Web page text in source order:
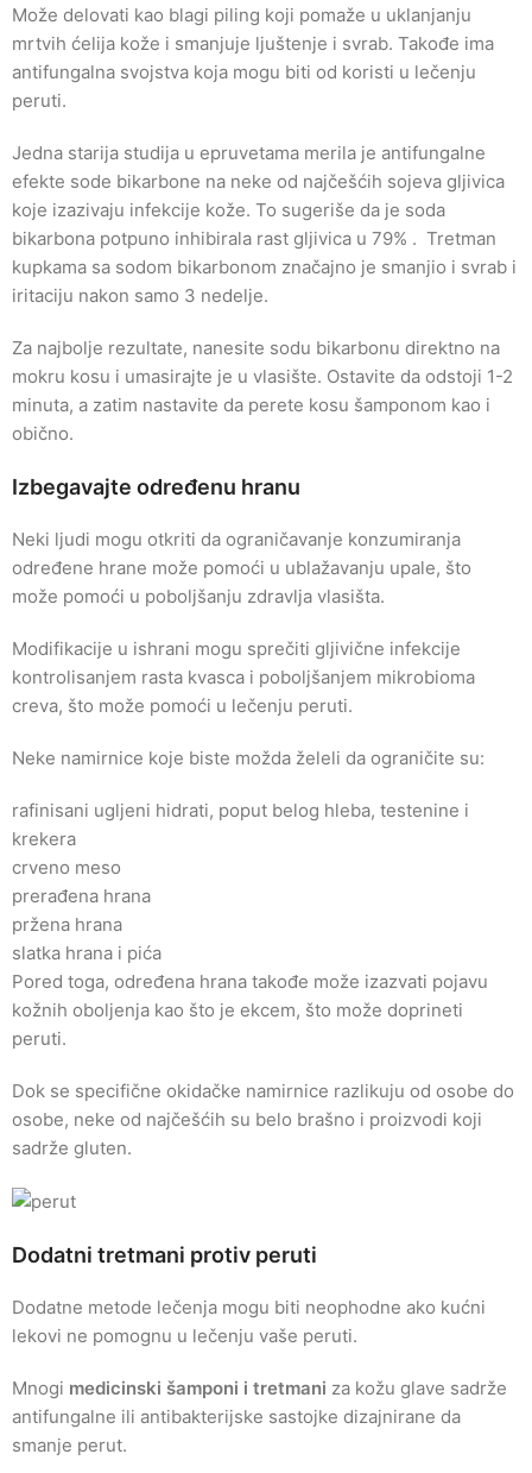
Može delovati kao blagi piling koji pomaže u uklanjanju
mrtvih ćelija kože i smanjuje ljuštenje i svrab. Takođe ima
antifungalna svojstva koja mogu biti od koristi u lečenju
peruti.
Jedna starija studija u epruvetama merila je antifungalne
efekte sode bikarbone na neke od najčešćih sojeva gljivica
koje izazivaju infekcije kože. To sugeriše da je soda
bikarbona potpuno inhibirala rast gljivica u 79% . Tretman
kupkama sa sodom bikarbonom značajno je smanjio i svrab i
iritaciju nakon samo 3 nedelje.
Za najbolje rezultate, nanesite sodu bikarbonu direktno na
mokru kosu i umasirajte je u vlasište. Ostavite da odstoji 1-2
minuta, a zatim nastavite da perete kosu šamponom kao i
obično.
Izbegavajte određenu hranu
Neki ljudi mogu otkriti da ograničavanje konzumiranja
određene hrane može pomoći u ublažavanju upale, što
može pomoći u poboljšanju zdravlja vlasišta.
Modifikacije u ishrani mogu sprečiti gljivične infekcije
kontrolisanjem rasta kvasca i poboljšanjem mikrobioma
creva, što može pomoći u lečenju peruti.
Neke namirnice koje biste možda želeli da ograničite su:
rafinisani ugljeni hidrati, poput belog hleba, testenine i
krekera
crveno meso
prerađena hrana
pržena hrana
slatka hrana i pića
Pored toga, određena hrana takođe može izazvati pojavu
kožnih oboljenja kao što je ekcem, što može doprineti
peruti.
Dok se specifične okidačke namirnice razlikuju od osobe do
osobe, neke od najčešćih su belo brašno i proizvodi koji
sadrže gluten.
Dodatni tretmani protiv peruti
Dodatne metode lečenja mogu biti neophodne ako kućni
lekovi ne pomognu u lečenju vaše peruti.
Mnogi medicinski šamponi i tretmani za kožu glave sadrže
antifungalne ili antibakterijske sastojke dizajnirane da
smanje perut.